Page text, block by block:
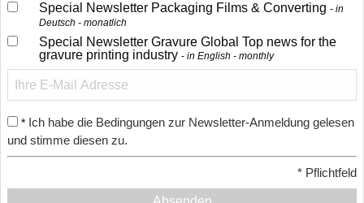
Special Newsletter Packaging Films & Converting
in
Deutsch - monatlich
Special Newsletter Gravure Global Top news for the
gravure printing industry
in English - monthly
* Ich habe die Bedingungen zur Newsletter-Anmeldung gelesen
und stimme diesen zu.
* Pflichtfeld